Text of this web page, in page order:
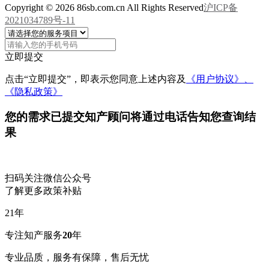
Copyright © 2026 86sb.com.cn All Rights Reserved沪ICP备
2021034789号-11
立即提交
点击“立即提交”，即表示您同意上述内容及
《用户协议》、
《隐私政策》
您的需求已提交知产顾问将通过电话告知您查询结
果
扫码关注微信公众号
了解更多政策补贴
21年
专注知产服务20年
专业品质，服务有保障，售后无忧